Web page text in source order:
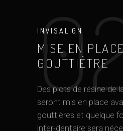
INVISALIGN
MISE EN
GOUTTIÈTRE
Des plots de résine de
seront mis en place
gouttières et quelque
inter-dentaire sera